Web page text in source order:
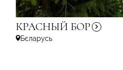
КРАСНЫЙ БОР
Бєларусь